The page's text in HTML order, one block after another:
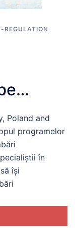
REGULATION
Poland and
programelor
în
își